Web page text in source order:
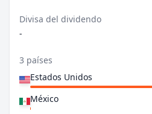
Divisa del dividendo
-
3 países
Estados Unidos
México